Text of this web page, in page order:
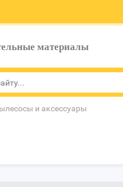
материалы
и аксессуары